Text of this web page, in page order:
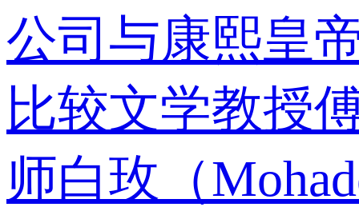
公司与康熙皇
比较文学教授
师白玫（